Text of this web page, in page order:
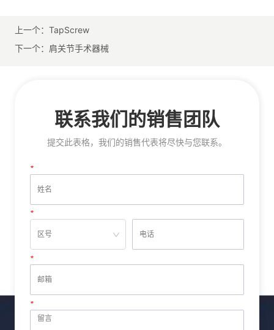
上一个：TapScrew
下一个： 肩关节手术器械
联系我们的销售团队
提交此表格，我们的销售代表将尽快与您联系。
*姓名
*电话
*邮箱
*留言